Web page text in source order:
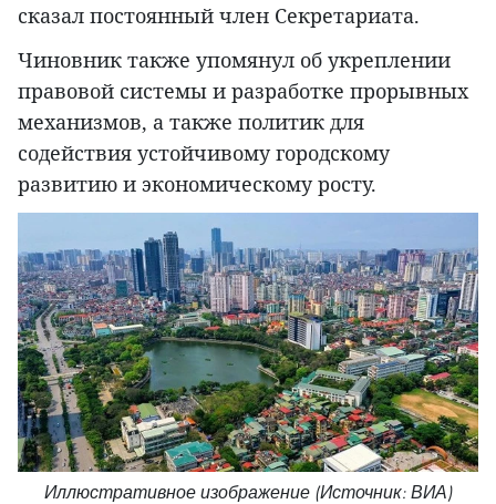
сказал постоянный член Секретариата.
Чиновник также упомянул об укреплении
правовой системы и разработке прорывных
механизмов, а также политик для
содействия устойчивому городскому
развитию и экономическому росту.
Иллюстративное изображение (Источник: ВИА)